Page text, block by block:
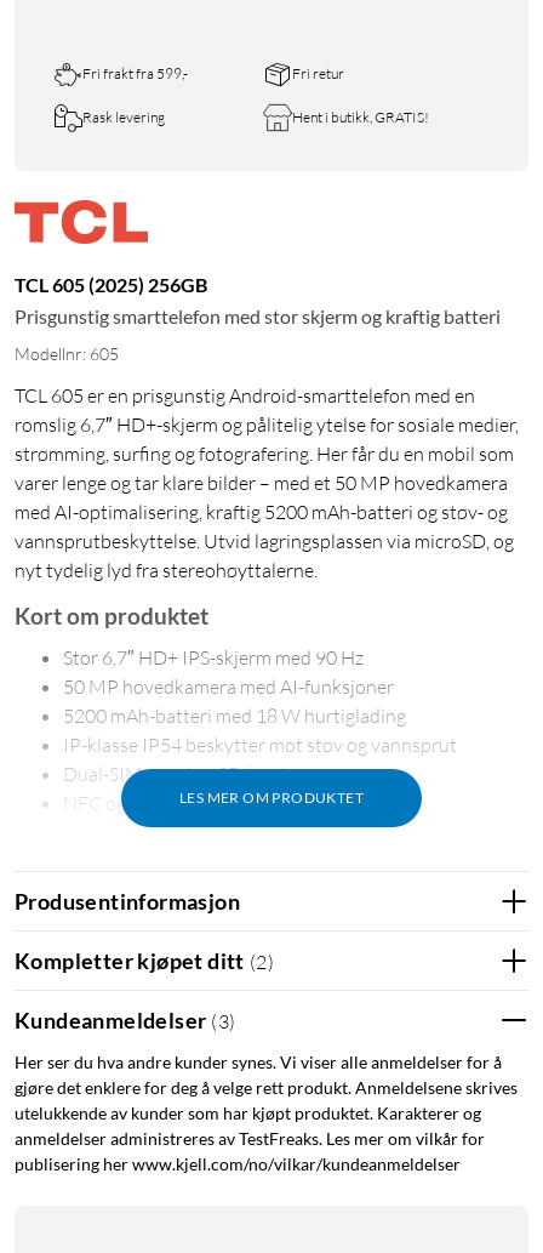
Fri frakt fra 599,- Fri retur
Rask levering Hent i butikk, GRATIS!
TCL 605 (2025) 256GB
Prisgunstig smarttelefon med stor skjerm og kraftig batteri
Modellnr: 605
TCL 605 er en prisgunstig Android-smarttelefon med en
romslig 6,7″ HD+-skjerm og pålitelig ytelse for sosiale medier,
strømming, surfing og fotografering. Her får du en mobil som
varer lenge og tar klare bilder – med et 50 MP hovedkamera
med AI-optimalisering, kraftig 5200 mAh-batteri og støv- og
vannsprutbeskyttelse. Utvid lagringsplassen via microSD, og
nyt tydelig lyd fra stereohøyttalerne.
LES MER OM PRODUKTET
Kort om produktet
Stor 6,7″ HD+ IPS-skjerm med 90 Hz
50 MP hovedkamera med AI-funksjoner
5200 mAh-batteri med 18 W hurtiglading
IP-klasse IP54 beskytter mot støv og vannsprut
Dual-SIM og microSD-lagring
NFC og sideplassert fingeravtrykk
Den store 6,7″ IPS-skjermen med oppdateringsfrekvens på 90
Hz gir en jevn og tydelig visuell opplevelse når du ser videoer,
spiller eller blar i sosiale medier. HD+-oppløsningen og IPS-
og daglig bruk.
Kraftig batteri og rask lading
Med et 5200 mAh-batteri får du lang driftstid, også ved aktiv
bruk. Støtte for 18 W hurtiglading betyr at du raskt får påfyll
når du trenger det – perfekt for reiser, jobb og helgens
Produsentinformasjon
Kompletter kjøpet ditt (2)
Kundeanmeldelser (3)
Her ser du hva andre kunder synes. Vi viser alle anmeldelser for å
gjøre det enklere for deg å velge rett produkt. Anmeldelsene skrives
utelukkende av kunder som har kjøpt produktet. Karakterer og
anmeldelser administreres av TestFreaks. Les mer om vilkår for
publisering her www.kjell.com/no/vilkar/kundeanmeldelser